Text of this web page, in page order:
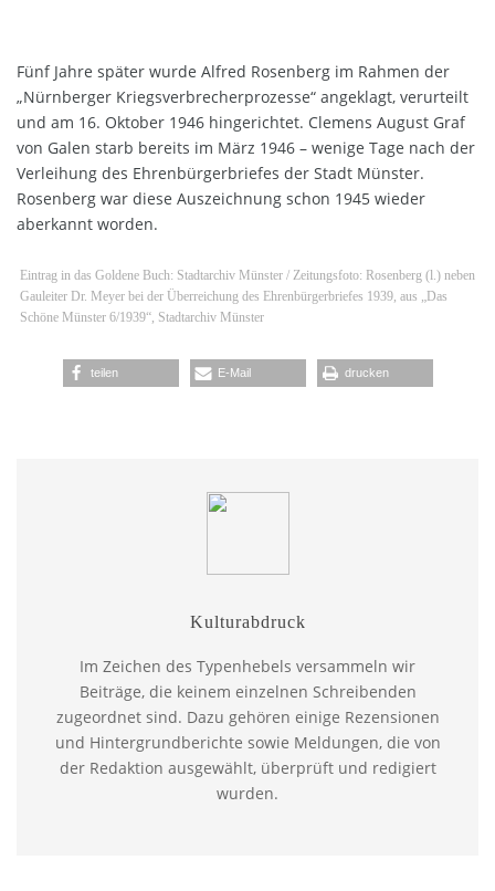
Fünf Jahre später wurde Alfred Rosenberg im Rahmen der
„Nürnberger Kriegsverbrecherprozesse“ angeklagt, verurteilt
und am 16. Oktober 1946 hingerichtet. Clemens August Graf
von Galen starb bereits im März 1946 – wenige Tage nach der
Verleihung des Ehrenbürgerbriefes der Stadt Münster.
Rosenberg war diese Auszeichnung schon 1945 wieder
aberkannt worden.
Eintrag in das Goldene Buch: Stadtarchiv Münster / Zeitungsfoto: Rosenberg (l.) neben
Gauleiter Dr. Meyer bei der Überreichung des Ehrenbürgerbriefes 1939, aus „Das
Schöne Münster 6/1939“, Stadtarchiv Münster
teilen E-Mail drucken
Kulturabdruck
Im Zeichen des Typenhebels versammeln wir
Beiträge, die keinem einzelnen Schreibenden
zugeordnet sind. Dazu gehören einige Rezensionen
und Hintergrundberichte sowie Meldungen, die von
der Redaktion ausgewählt, überprüft und redigiert
wurden.